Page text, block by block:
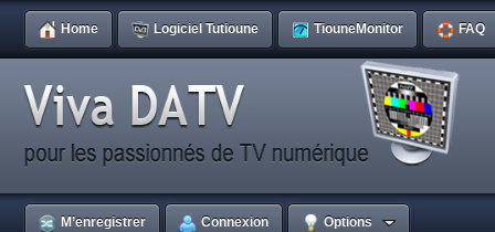
Home Logiciel Tutioune TiouneMonitor FAQ
M’enregistrer Connexion Options